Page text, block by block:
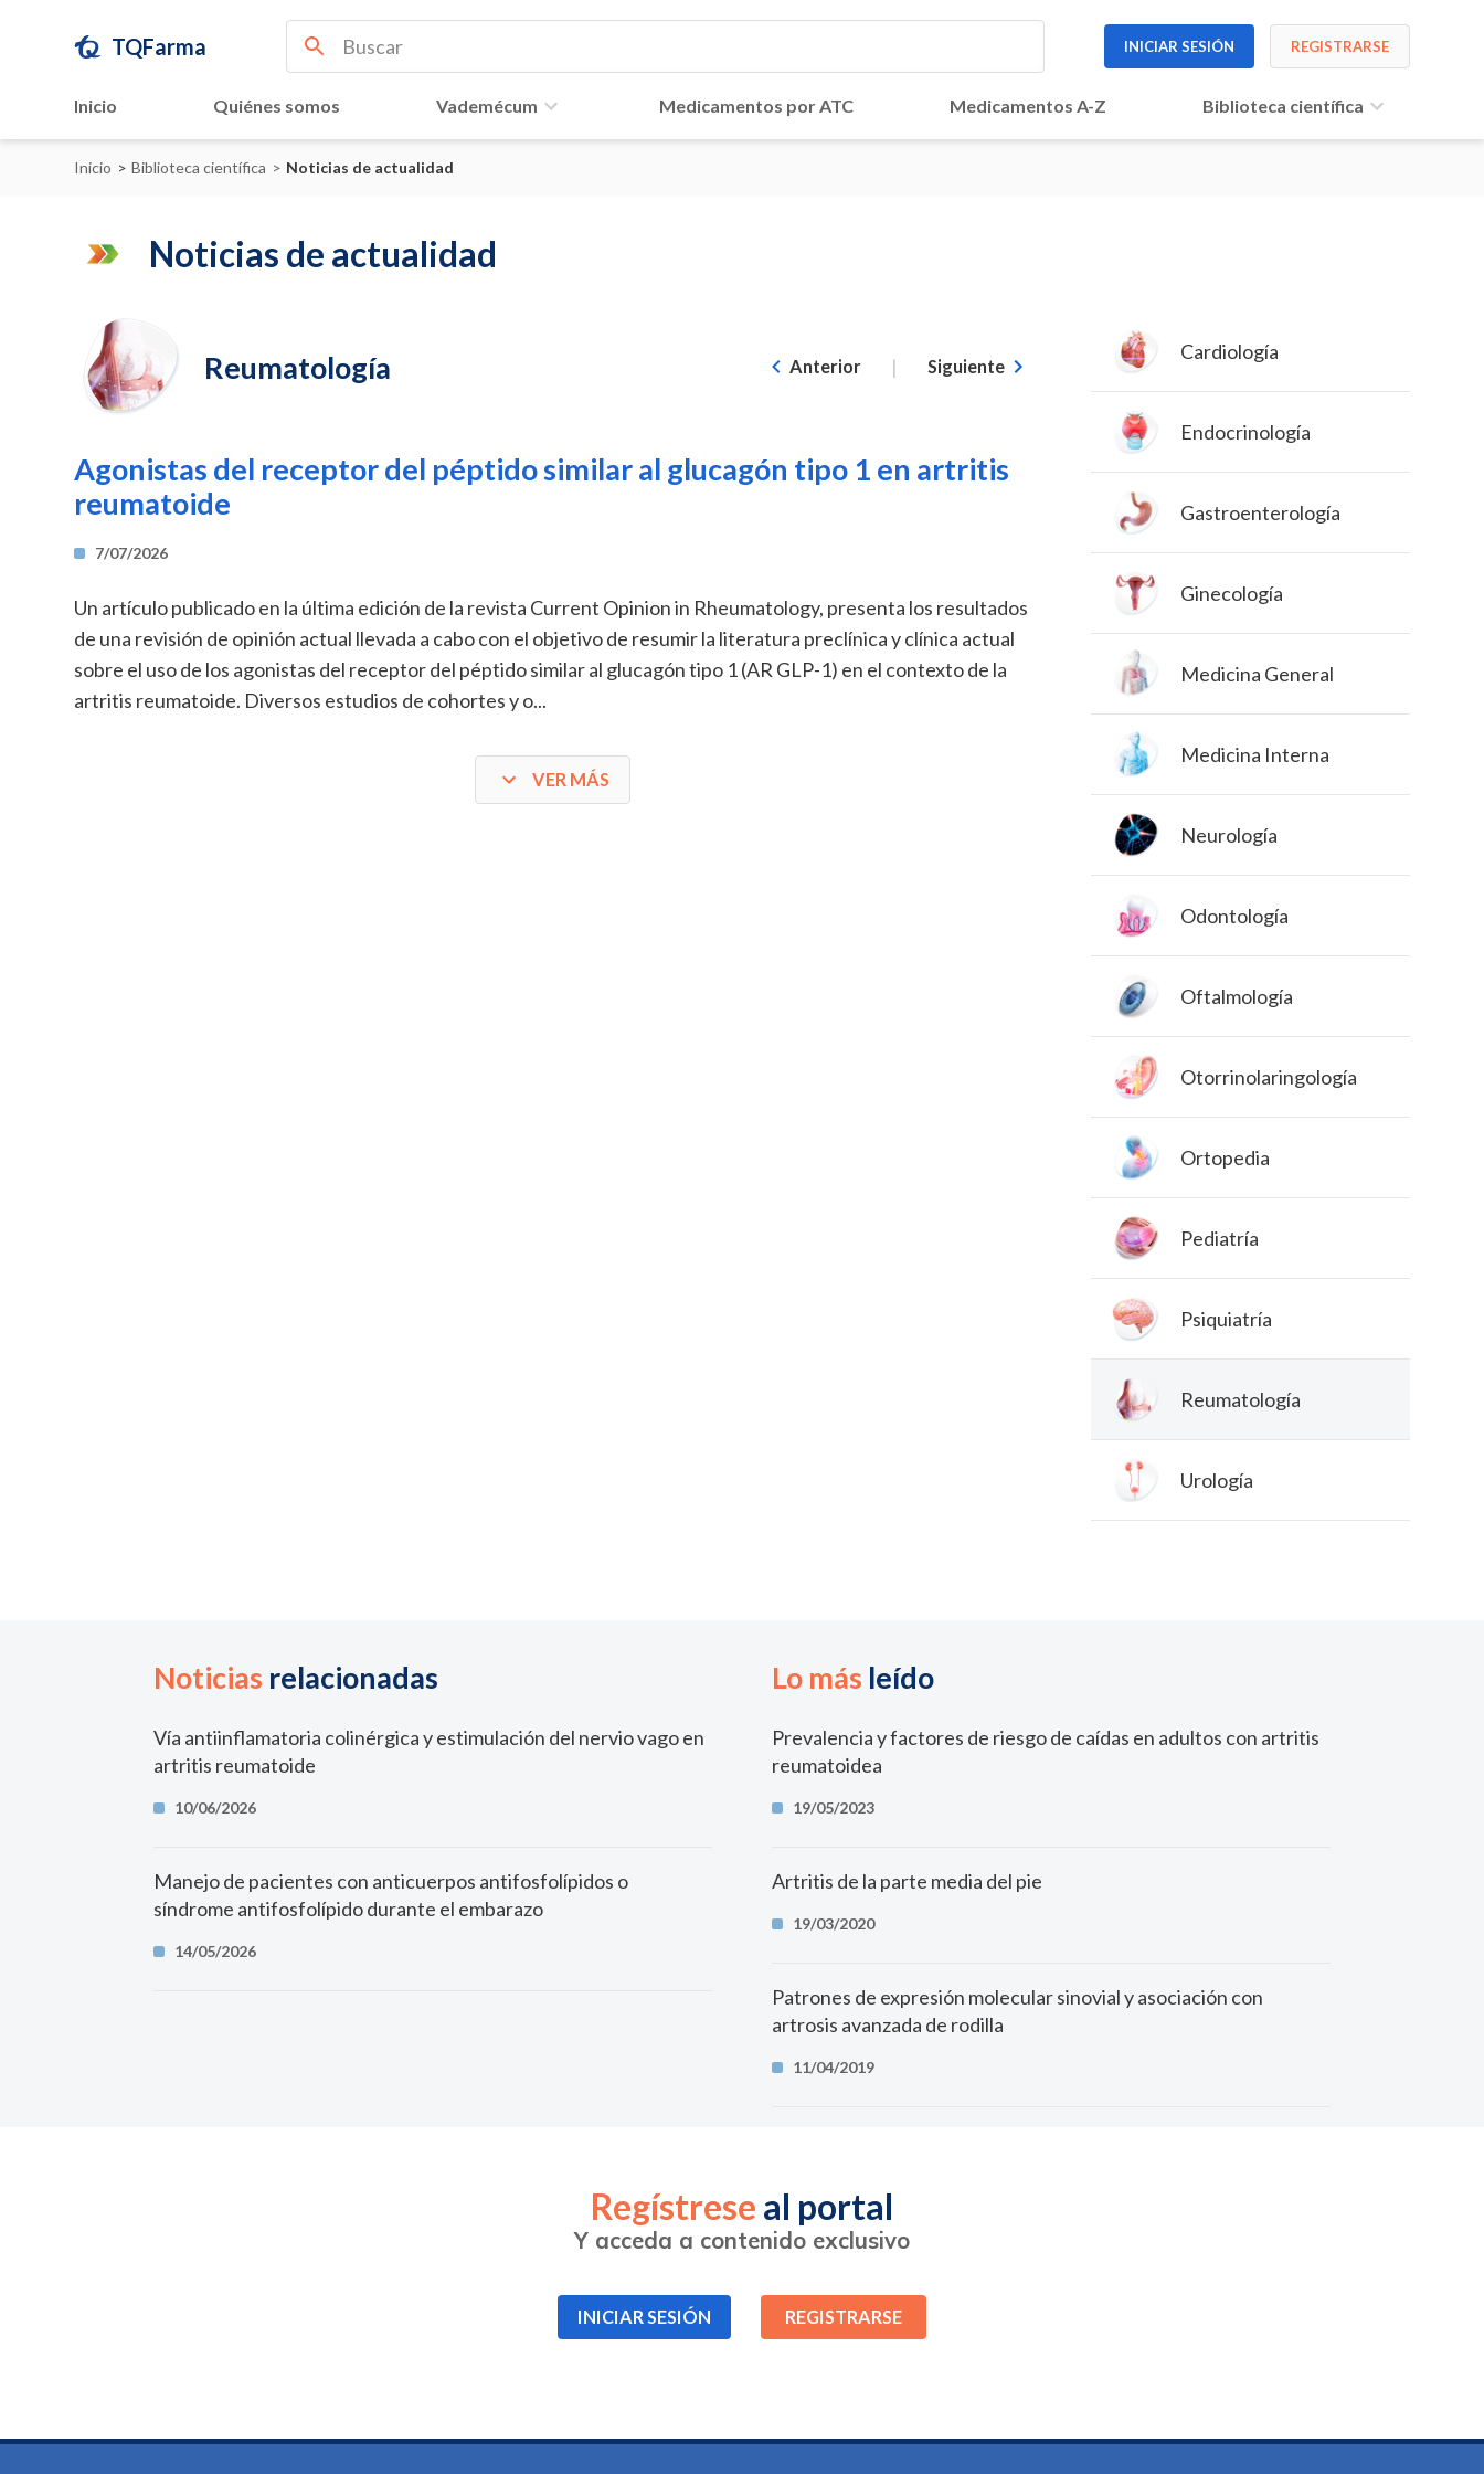
TQFarma INICIAR SESIÓN REGISTRARSE
Inicio Quiénes somos Vademécum Medicamentos por ATC Medicamentos A-Z Biblioteca científica
Inicio > Biblioteca científica > Noticias de actualidad
Noticias de actualidad
Reumatología Anterior | Siguiente
Agonistas del receptor del péptido similar al glucagón tipo 1 en artritis
reumatoide
7/07/2026
Un artículo publicado en la última edición de la revista Current Opinion in Rheumatology, presenta los resultados
de una revisión de opinión actual llevada a cabo con el objetivo de resumir la literatura preclínica y clínica actual
sobre el uso de los agonistas del receptor del péptido similar al glucagón tipo 1 (AR GLP-1) en el contexto de la
artritis reumatoide. Diversos estudios de cohortes y o...
VER MÁS
Cardiología
Endocrinología
Gastroenterología
Ginecología
Medicina General
Medicina Interna
Neurología
Odontología
Oftalmología
Otorrinolaringología
Ortopedia
Pediatría
Psiquiatría
Reumatología
Urología
Noticias relacionadas
Vía antiinflamatoria colinérgica y estimulación del nervio vago en
artritis reumatoide
10/06/2026
Manejo de pacientes con anticuerpos antifosfolípidos o
síndrome antifosfolípido durante el embarazo
14/05/2026
Lo más leído
Prevalencia y factores de riesgo de caídas en adultos con artritis
reumatoidea
19/05/2023
Artritis de la parte media del pie
19/03/2020
Patrones de expresión molecular sinovial y asociación con
artrosis avanzada de rodilla
11/04/2019
Regístrese al portal
Y acceda a contenido exclusivo
INICIAR SESIÓN REGISTRARSE